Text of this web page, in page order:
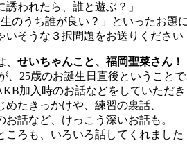
誘われたら、誰と遊ぶ？」
のうち誰が良い？」といったお題
そうな３択問題をお送りください
せいちゃんこと、福岡聖菜さん！
25歳のお誕生日直後ということで
加入時のお話などをしていただき
たきっかけや、練習の裏話、
話など、けっこう深いお話も。
ろも、いろいろ話してくれました